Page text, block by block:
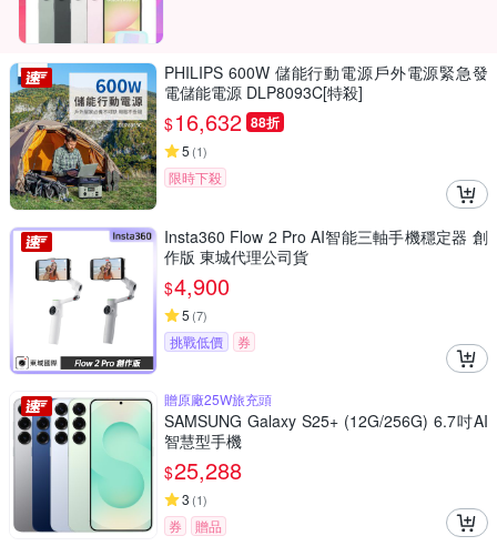
PHILIPS 600W 儲能行動電源戶外電源緊急發
電儲能電源 DLP8093C[特殺]
$16,632 88折
5 (1)
限時下殺
Insta360 Flow 2 Pro AI智能三軸手機穩定器 創
作版 東城代理公司貨
$4,900
5 (7)
挑戰低價 券
贈原廠25W旅充頭
SAMSUNG Galaxy S25+ (12G/256G) 6.7吋AI
智慧型手機
$25,288
3 (1)
券
贈品